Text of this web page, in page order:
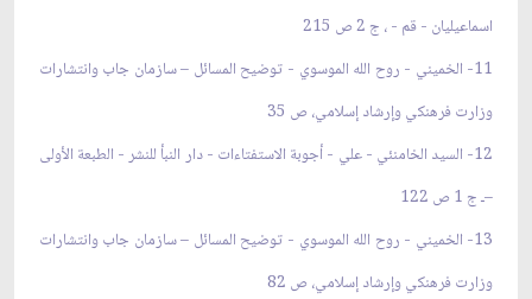
اسماعيليان - قم - ، ج 2 ص 215
11- الخميني - روح الله الموسوي - توضيح المسائل – سازمان جاب وانتشارات
وزارت فرهنكي وإرشاد إسلامي، ص 35
12- السيد الخامنئي - علي - أجوبة الاستفتاءات - دار النبأ للنشر - الطبعة الأولى
–ـ ج 1 ص 122
13- الخميني - روح الله الموسوي - توضيح المسائل – سازمان جاب وانتشارات
وزارت فرهنكي وإرشاد إسلامي، ص 82